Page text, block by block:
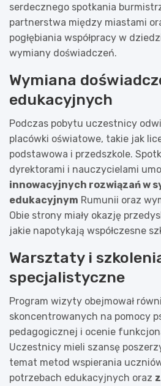
serdecznego spotkania
partnerstwa między miastami
pogłębiania współpracy w
wymiany doświadczeń.
Wymiana
edukacyjnych
Podczas pobytu uczestnicy
placówki oświatowe, takie jak
podstawowa i przedszkole.
dyrektorami i nauczycielami
innowacyjnych rozwiązań w
edukacyjnym Rumunii oraz
Obie strony miały okazję
jakie napotykają współczesne
Warsztaty i
specjalistyczne
Program wizyty obejmował
skoncentrowanych na pomocy
pedagogicznej i ocenie
Uczestnicy mieli szansę
temat metod wspierania
potrzebach edukacyjnych oraz